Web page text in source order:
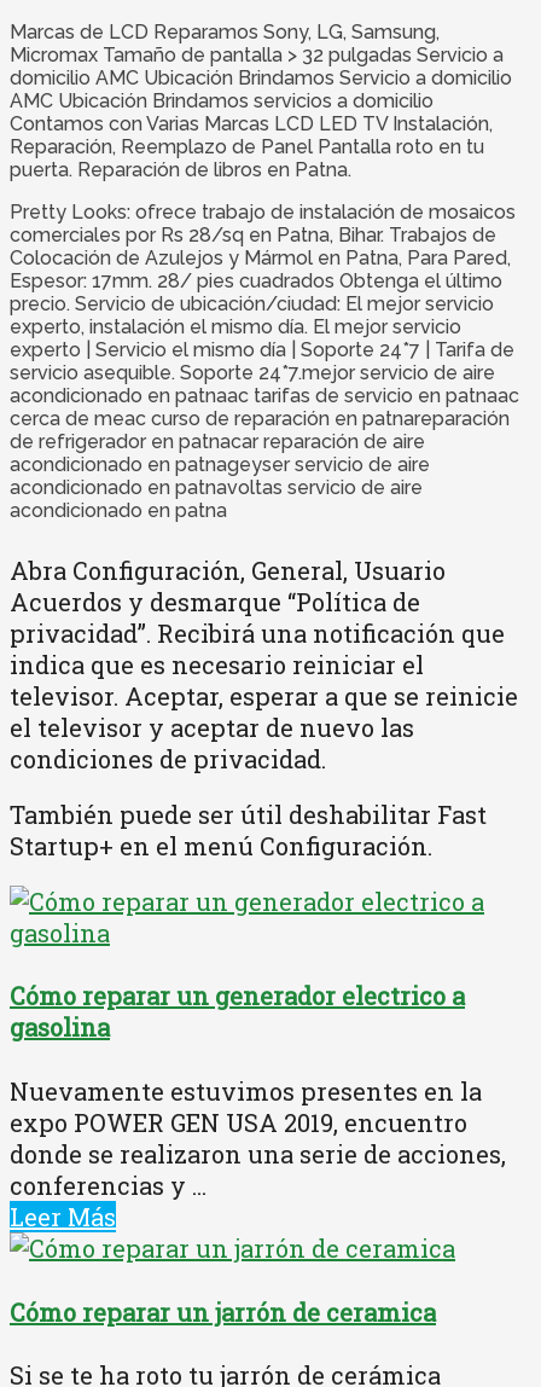
Marcas de LCD Reparamos Sony, LG, Samsung,
Micromax Tamaño de pantalla > 32 pulgadas Servicio a
domicilio AMC Ubicación Brindamos Servicio a domicilio
AMC Ubicación Brindamos servicios a domicilio
Contamos con Varias Marcas LCD LED TV Instalación,
Reparación, Reemplazo de Panel Pantalla roto en tu
puerta. Reparación de libros en Patna.
Pretty Looks: ofrece trabajo de instalación de mosaicos
comerciales por Rs 28/sq en Patna, Bihar. Trabajos de
Colocación de Azulejos y Mármol en Patna, Para Pared,
Espesor: 17mm. 28/ pies cuadrados Obtenga el último
precio. Servicio de ubicación/ciudad: El mejor servicio
experto, instalación el mismo día. El mejor servicio
experto | Servicio el mismo día | Soporte 24*7 | Tarifa de
servicio asequible. Soporte 24*7.mejor servicio de aire
acondicionado en patnaac tarifas de servicio en patnaac
cerca de meac curso de reparación en patnareparación
de refrigerador en patnacar reparación de aire
acondicionado en patnageyser servicio de aire
acondicionado en patnavoltas servicio de aire
acondicionado en patna
Abra Configuración, General, Usuario
Acuerdos y desmarque “Política de
privacidad”. Recibirá una notificación que
indica que es necesario reiniciar el
televisor. Aceptar, esperar a que se reinicie
el televisor y aceptar de nuevo las
condiciones de privacidad.
También puede ser útil deshabilitar Fast
Startup+ en el menú Configuración.
Cómo reparar un generador electrico a
gasolina
Nuevamente estuvimos presentes en la
expo POWER GEN USA 2019, encuentro
donde se realizaron una serie de acciones,
conferencias y ...
Leer Más
Cómo reparar un jarrón de ceramica
Si se te ha roto tu jarrón de cerámica